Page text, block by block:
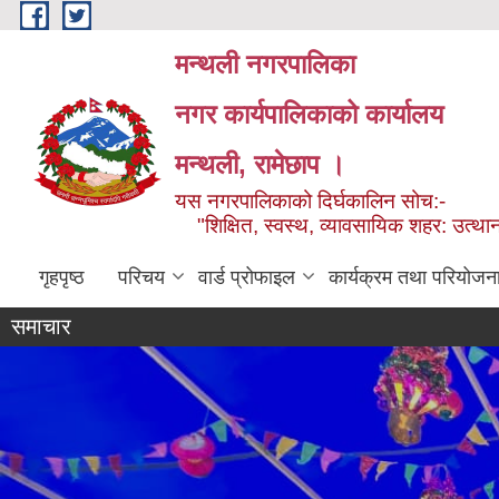
Skip to main content
मन्थली नगरपालिका
नगर कार्यपालिकाको कार्यालय
मन्थली, रामेछाप ।
यस नगरपालिकाको दिर्घकालिन सोच:-
"शिक्षित, स्वस्थ, व्यावसायिक शहर:
गृहपृष्ठ परिचय वार्ड प्रोफाइल कार्यक्रम तथा
समाचार